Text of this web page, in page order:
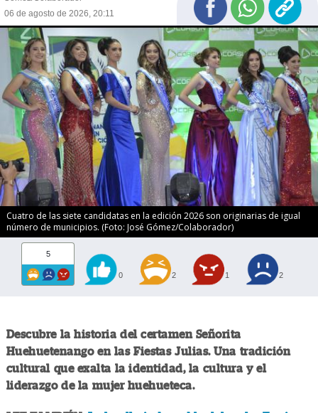
06 de agosto de 2026, 20:11
Cuatro de las siete candidatas en la edición 2026 son originarias de igual
número de municipios. (Foto: José Gómez/Colaborador)
5
0 2 1 2
Descubre la historia del certamen Señorita
Huehuetenango en las Fiestas Julias. Una tradición
cultural que exalta la identidad, la cultura y el
liderazgo de la mujer huehueteca.